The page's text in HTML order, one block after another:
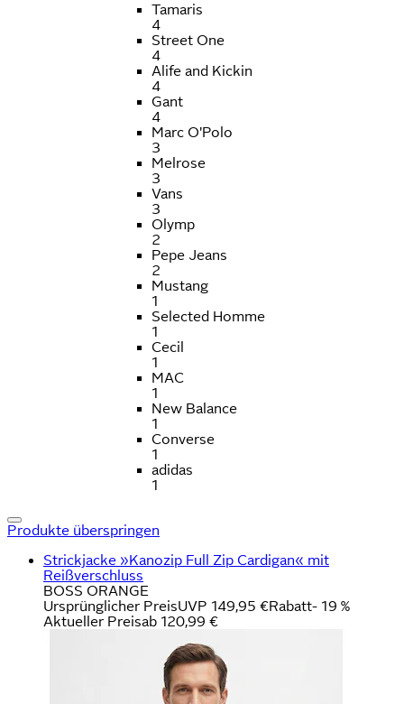
Tamaris
4
Street One
4
Alife and Kickin
4
Gant
4
Marc O'Polo
3
Melrose
3
Vans
3
Olymp
2
Pepe Jeans
2
Mustang
1
Selected Homme
1
Cecil
1
MAC
1
New Balance
1
Converse
1
adidas
1
Produkte überspringen
Strickjacke »Kanozip Full Zip Cardigan« mit
Reißverschluss
BOSS ORANGE
Ursprünglicher PreisUVP 149,95 €Rabatt- 19 %
Aktueller Preisab 120,99 €